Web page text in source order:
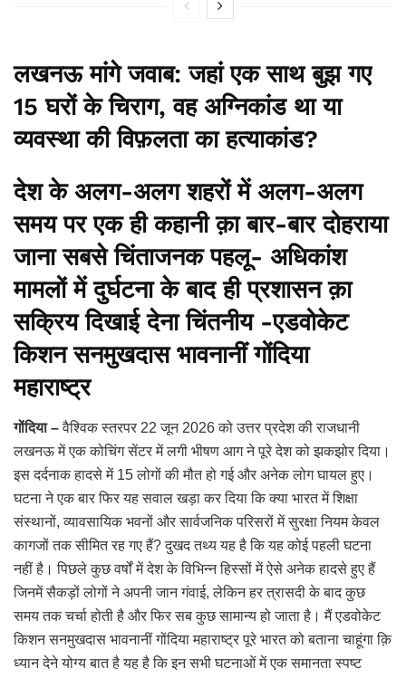
लखनऊ मांगे जवाब: जहां एक साथ बुझ गए
15 घरों के चिराग, वह अग्निकांड था या
व्यवस्था की विफ़लता का हत्याकांड?
देश के अलग-अलग शहरों में अलग-अलग
समय पर एक ही कहानी क़ा बार-बार दोहराया
जाना सबसे चिंताजनक पहलू- अधिकांश
मामलों में दुर्घटना के बाद ही प्रशासन क़ा
सक्रिय दिखाई देना चिंतनीय -एडवोकेट
किशन सनमुखदास भावनानीं गोंदिया
महाराष्ट्र
गोंदिया –वैश्विक स्तरपर 22 जून 2026 को उत्तर प्रदेश की राजधानी
लखनऊ में एक कोचिंग सेंटर में लगी भीषण आग ने पूरे देश को झकझोर दिया।
इस दर्दनाक हादसे में 15 लोगों की मौत हो गई और अनेक लोग घायल हुए।
घटना ने एक बार फिर यह सवाल खड़ा कर दिया कि क्या भारत में शिक्षा
संस्थानों, व्यावसायिक भवनों और सार्वजनिक परिसरों में सुरक्षा नियम केवल
कागजों तक सीमित रह गए हैं? दुखद तथ्य यह है कि यह कोई पहली घटना
नहीं है। पिछले कुछ वर्षों में देश के विभिन्न हिस्सों में ऐसे अनेक हादसे हुए हैं
जिनमें सैकड़ों लोगों ने अपनी जान गंवाई, लेकिन हर त्रासदी के बाद कुछ
समय तक चर्चा होती है और फिर सब कुछ सामान्य हो जाता है। मैं एडवोकेट
किशन सनमुखदास भावनानीं गोंदिया महाराष्ट्र पूरे भारत को बताना चाहूंगा क़ि
ध्यान देने योग्य बात है यह है कि इन सभी घटनाओं में एक समानता स्पष्ट